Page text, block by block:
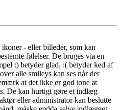
- eller billeder, som kan
følelser. De bruges via en
:) betyder glad, :( betyder ked af
alle smileys kan ses når der
at det ikke er god tone at
De kan hurtigt gøre et indlæg
eller administrator kan beslutte